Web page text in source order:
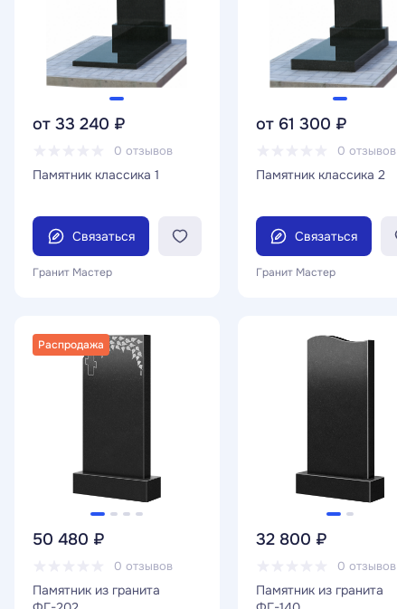
от 33 240 ₽
0 отзывов
Памятник классика 1
Связаться
Гранит Мастер
от 61 300 ₽
0 отзывов
Памятник классика 2
Связаться
Гранит Мастер
Распродажа
50 480 ₽
0 отзывов
Памятник из гранита
32 800 ₽
0 отзывов
Памятник из гранита